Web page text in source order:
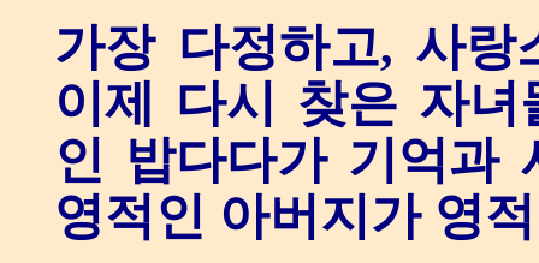
가장 다정하고, 사랑
이제 다시 찾은 자녀
인 밥다다가 기억과
영적인 아버지가 영